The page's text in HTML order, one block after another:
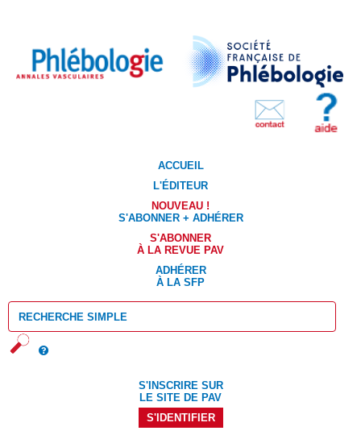
ACCUEIL
L'ÉDITEUR
NOUVEAU !
S'ABONNER + ADHÉRER
S'ABONNER
À LA REVUE PAV
ADHÉRER
À LA SFP
S'INSCRIRE SUR
LE SITE DE PAV
S'IDENTIFIER